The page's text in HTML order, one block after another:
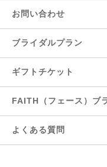
お問い合わせ
ブライダルプラン
ギフトチケット
FAITH（フェース）ブ
よくある質問